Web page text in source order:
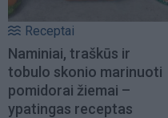
Receptai
Naminiai, traškūs ir
tobulo skonio marinuoti
pomidorai žiemai –
ypatingas receptas